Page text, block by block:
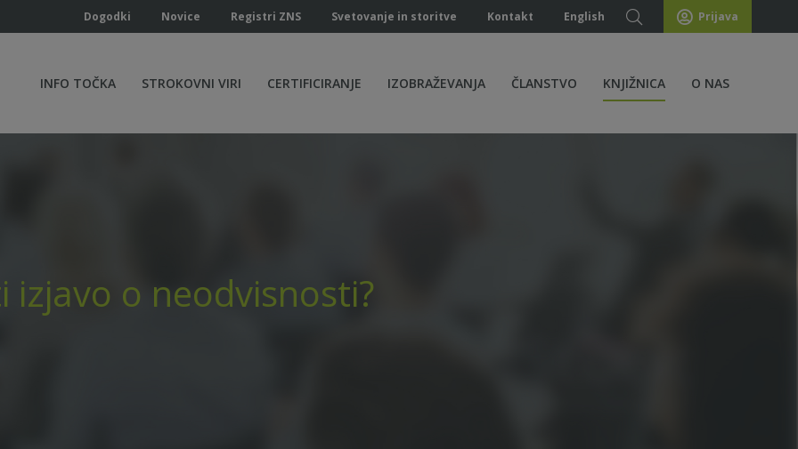
Dogodki Novice Registri ZNS Svetovanje in storitve Kontakt English Prijava
INFO TOČKA STROKOVNI VIRI CERTIFICIRANJE IZOBRAŽEVANJA ČLANSTVO KNJIŽNICA O NAS
o neodvisnosti?